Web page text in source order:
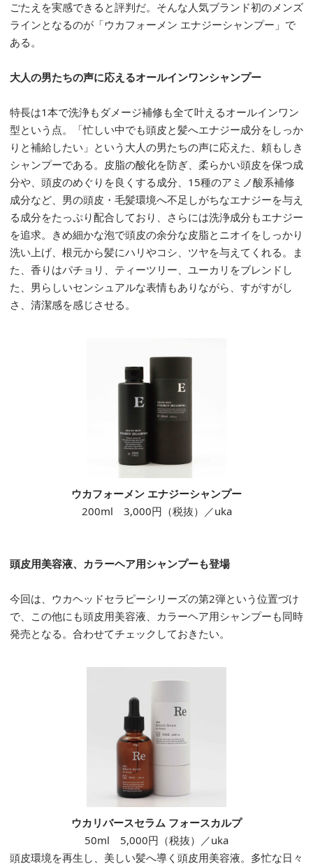
ごたえを実感できると評判だ。そんな人気ブランド初のメンズ
ラインとなるのが「ウカフォーメン エナジーシャンプー」で
ある。
大人の男たちの声に応えるオールインワンシャンプー
特長は1本で洗浄もダメージ補修も全て叶えるオールインワン
型という点。「忙しい中でも頭皮と髪へエナジー成分をしっか
りと補給したい」という大人の男たちの声に応えた、頼もしき
シャンプーである。皮脂の酸化を防ぎ、柔らかい頭皮を保つ成
分や、頭皮のめぐりを良くする成分、15種のアミノ酸系補修
成分など、男の頭皮・毛髪環境へ不足しがちなエナジーを与え
る成分をたっぷり配合しており、さらには洗浄成分もエナジー
を追求。きめ細かな泡で頭皮の余分な皮脂とニオイをしっかり
洗い上げ、根元から髪にハリやコシ、ツヤを与えてくれる。ま
た、香りはパチョリ、ティーツリー、ユーカリをブレンドし
た、男らしいセンシュアルな表情もありながら、すがすがし
さ、清潔感を感じさせる。
ウカフォーメン エナジーシャンプー
200ml 3,000円（税抜）／uka
頭皮用美容液、カラーヘア用シャンプーも登場
今回は、ウカヘッドセラピーシリーズの第2弾という位置づけ
で、この他にも頭皮用美容液、カラーヘア用シャンプーも同時
発売となる。合わせてチェックしておきたい。
ウカリバースセラム フォースカルプ
50ml 5,000円（税抜）／uka
頭皮環境を再生し、美しい髪へ導く頭皮用美容液。多忙な日々